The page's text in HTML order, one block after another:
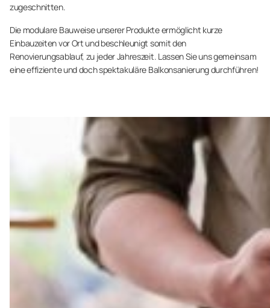
zugeschnitten.
Die modulare Bauweise unserer Produkte ermöglicht kurze
Einbauzeiten vor Ort und beschleunigt somit den
Renovierungsablauf, zu jeder Jahreszeit. Lassen Sie uns gemeinsam
eine effiziente und doch spektakuläre Balkonsanierung durchführen!